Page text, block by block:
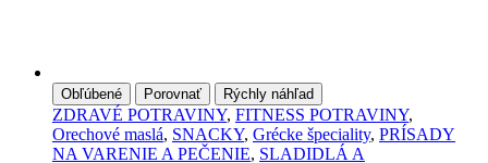
Obľúbené Porovnať Rýchly náhľad
ZDRAVÉ POTRAVINY, FITNESS POTRAVINY,
Orechové maslá, SNACKY, Grécke špeciality, PRÍSADY
NA VARENIE A PEČENIE, SLADIDLÁ A